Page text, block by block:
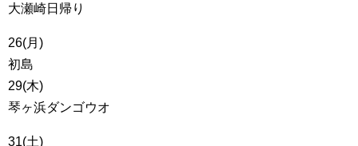
大瀬崎日帰り
26(月)
初島
29(木)
琴ヶ浜ダンゴウオ
31(土)